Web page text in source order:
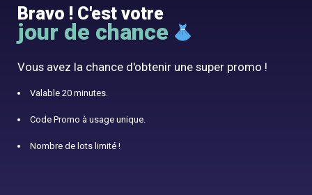
Retour à la boutique
Bravo ! C'est votre
jour de chance
Vous avez la chance d'obtenir une super promo !
Valable 20 minutes.
Code Promo à usage unique.
Nombre de lots limité !